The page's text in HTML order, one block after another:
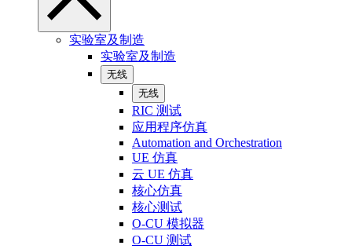
实验室及制造
实验室及制造
无线
无线
RIC 测试
应用程序仿真
Automation and Orchestration
UE 仿真
云 UE 仿真
核心仿真
核心测试
O-CU 模拟器
O-CU 测试